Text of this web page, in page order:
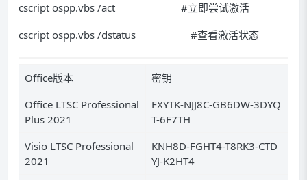
cscript ospp.vbs /act #立即尝试激活
cscript ospp.vbs /dstatus #查看激活状态
Office版本
密钥
Office LTSC Professional
Plus 2021
FXYTK-NJJ8C-GB6DW-3DYQ
T-6F7TH
Visio LTSC Professional
2021
KNH8D-FGHT4-T8RK3-CTD
YJ-K2HT4